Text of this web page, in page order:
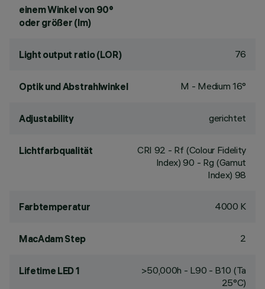
einem Winkel von 90°
oder größer (lm)
Light output ratio (LOR) 76
Optik und Abstrahlwinkel M - Medium 16°
Adjustability gerichtet
Lichtfarbqualität CRI 92 - Rf (Colour Fidelity
Index) 90 - Rg (Gamut
Index) 98
Farbtemperatur 4000 K
MacAdam Step 2
Lifetime LED 1
>50,000h - L90 - B10 (Ta
25°C)